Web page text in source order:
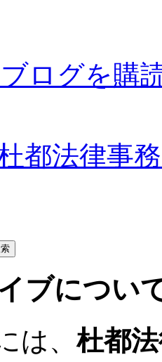
ログを購
都法律事
ブについ
は、杜都